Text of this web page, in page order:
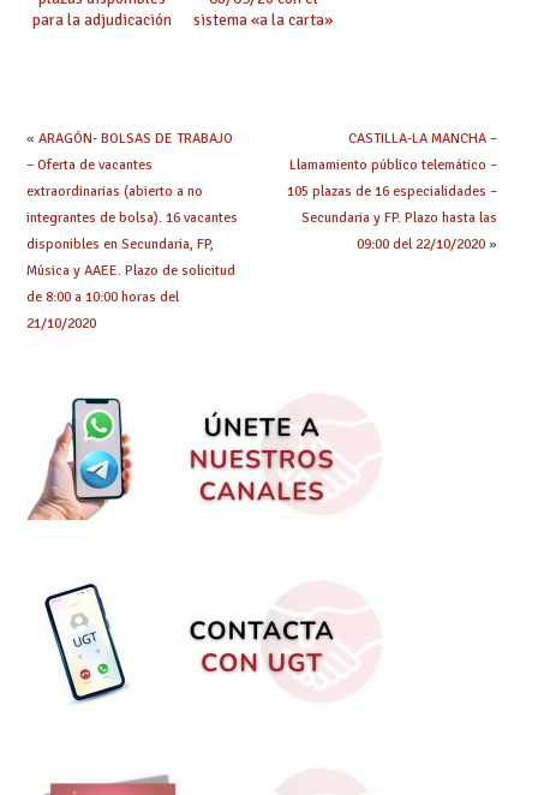
para la adjudicación
sistema «a la carta»
« ARAGÓN- BOLSAS DE TRABAJO
– Oferta de vacantes
extraordinarias (abierto a no
integrantes de bolsa). 16 vacantes
disponibles en Secundaria, FP,
Música y AAEE. Plazo de solicitud
de 8:00 a 10:00 horas del
21/10/2020
CASTILLA-LA MANCHA –
Llamamiento público telemático –
105 plazas de 16 especialidades –
Secundaria y FP. Plazo hasta las
09:00 del 22/10/2020»